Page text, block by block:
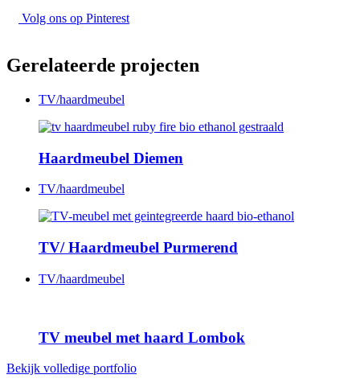
Volg ons op Pinterest
Gerelateerde projecten
TV/haardmeubel
Haardmeubel Diemen
TV/haardmeubel
TV/ Haardmeubel Purmerend
TV/haardmeubel
TV meubel met haard Lombok
Bekijk volledige portfolio